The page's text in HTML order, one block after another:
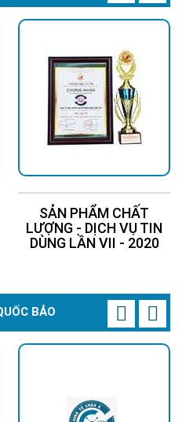
SẢN PHẨM CHẤT
LƯỢNG - DỊCH VỤ TIN
DÙNG LẦN VII - 2020
BẢO